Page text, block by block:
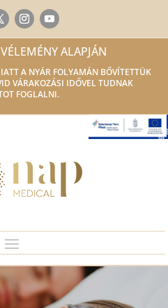
VÉLEMÉNY ALAPJÁN
A NYÁR FOLYAMÁN BŐVÍTETTÜK
VÁRAKOZÁSI IDŐVEL TUDNAK
FOGLALNI.